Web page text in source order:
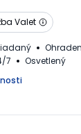
Valet
7
Osvetlený